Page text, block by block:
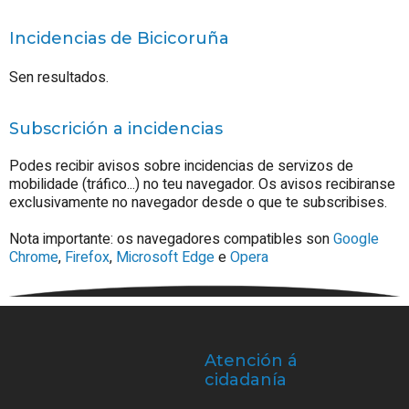
Incidencias de Bicicoruña
Sen resultados.
Subscrición a incidencias
Podes recibir avisos sobre incidencias de servizos de
mobilidade (tráfico...) no teu navegador. Os avisos recibiranse
exclusivamente no navegador desde o que te subscribises.
Nota importante: os navegadores compatibles sonGoogle
Chrome, Firefox, Microsoft EdgeeOpera
Atención á
cidadanía